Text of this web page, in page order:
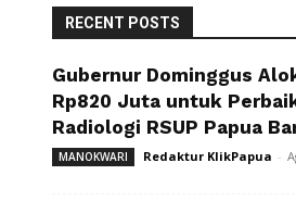
RECENT POSTS
Gubernur Dominggus
Rp820 Juta untuk
Radiologi RSUP Papua
MANOKWARI Redaktur KlikPapua -